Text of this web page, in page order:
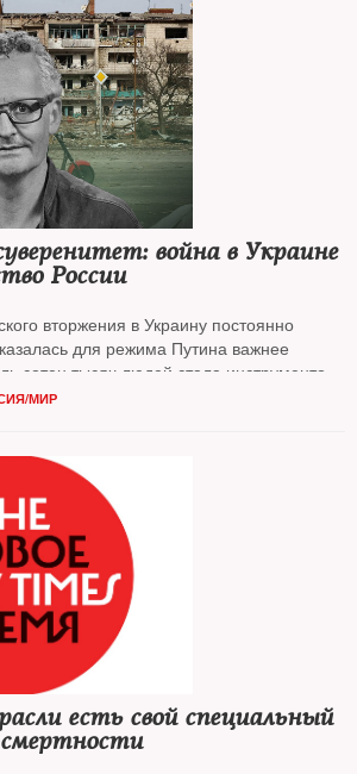
война в Украине
России
вторжения в Украину постоянно
для режима Путина важнее
сотен тысяч людей стала инструментом
общества?
МИР
есть свой специальный